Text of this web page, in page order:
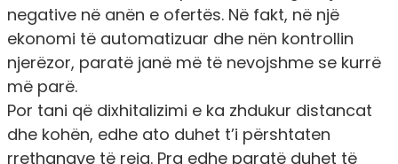
negative në anën e ofertës. Në fakt, në një
ekonomi të automatizuar dhe nën kontrollin
njerëzor, paratë janë më të nevojshme se kurrë
më parë.
Por tani që dixhitalizimi e ka zhdukur distancat
dhe kohën, edhe ato duhet t’i përshtaten
rrethanave të reja. Pra edhe paratë duhet të